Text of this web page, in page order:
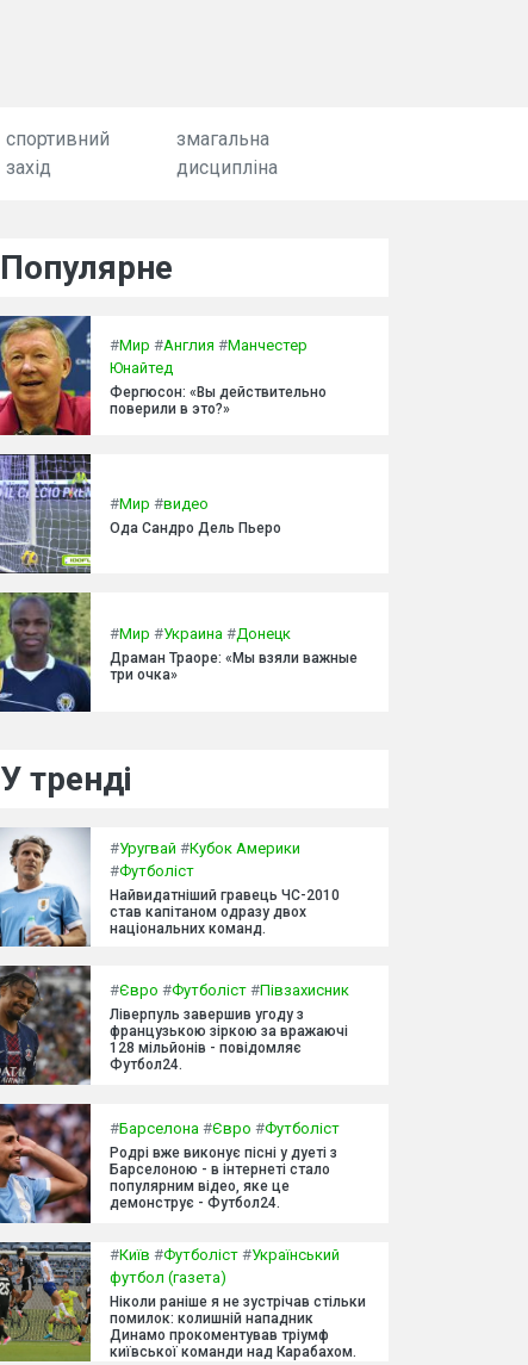
спортивний
захід
змагальна
дисципліна
Популярне
#Мир #Англия #Манчестер
Юнайтед
Фергюсон: «Вы действительно
поверили в это?»
#Мир #видео
Ода Сандро Дель Пьеро
#Мир #Украина #Донецк
Драман Траоре: «Мы взяли важные
три очка»
У тренді
#Уругвай #Кубок Америки
#Футболіст
Найвидатніший гравець ЧС-2010
став капітаном одразу двох
національних команд.
#Євро #Футболіст #Півзахисник
Ліверпуль завершив угоду з
французькою зіркою за вражаючі
128 мільйонів - повідомляє
Футбол24.
#Барселона #Євро #Футболіст
Родрі вже виконує пісні у дуеті з
Барселоною - в інтернеті стало
популярним відео, яке це
демонструє - Футбол24.
#Київ #Футболіст #Український
футбол (газета)
Ніколи раніше я не зустрічав стільки
помилок: колишній нападник
Динамо прокоментував тріумф
київської команди над Карабахом.